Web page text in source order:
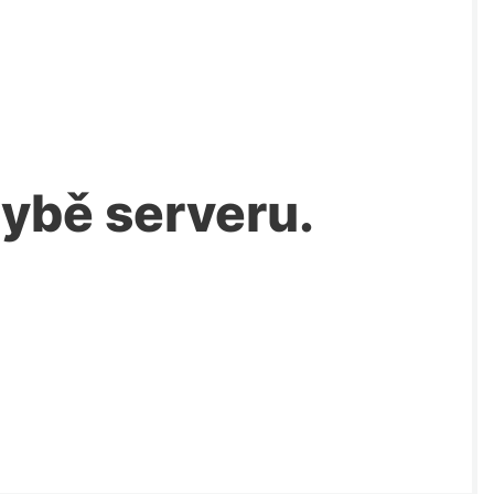
serveru.